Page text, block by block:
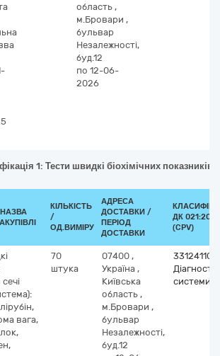
область ,
м.Бровари ,
бульвар
Незалежності,
буд.12
по 12-06-
2026
1: Тести швидкі біохімічних
КІЛЬКІСТЬ
/
ОД.ВИМІРУ
АДРЕСА
ДОСТАВКИ /
ПЕРІОД
ДОСТАВКИ
ДК 021:2015
(CPV)
вага,
70
штука
07400 ,
Україна ,
Київська
область ,
м.Бровари ,
бульвар
Незалежності,
буд.12
33124110-
системи